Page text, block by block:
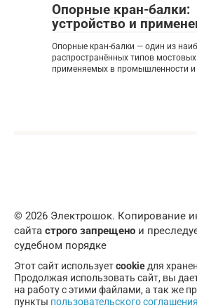
Опорные кран-балки:
устройство и
Опорные кран-балки — один из
распространённых типов мостовых
применяемых в промышленности и
© 2026 Электрошок. Копирование
сайта строго запрещено и
судебном порядке
Этот сайт используетcookie для
Продолжая использовать сайт, вы
на работу с этими файлами, а так же
пункты пользовательского соглашения